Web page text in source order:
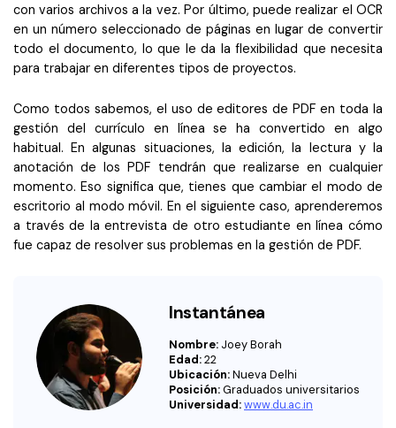
con varios archivos a la vez. Por último, puede realizar el OCR
en un número seleccionado de páginas en lugar de convertir
todo el documento, lo que le da la flexibilidad que necesita
para trabajar en diferentes tipos de proyectos.
Como todos sabemos, el uso de editores de PDF en toda la
gestión del currículo en línea se ha convertido en algo
habitual. En algunas situaciones, la edición, la lectura y la
anotación de los PDF tendrán que realizarse en cualquier
momento. Eso significa que, tienes que cambiar el modo de
escritorio al modo móvil. En el siguiente caso, aprenderemos
a través de la entrevista de otro estudiante en línea cómo
fue capaz de resolver sus problemas en la gestión de PDF.
Instantánea
Nombre: Joey Borah
Edad:22
Ubicación:Nueva Delhi
Posición:Graduados universitarios
Universidad:www.du.ac.in